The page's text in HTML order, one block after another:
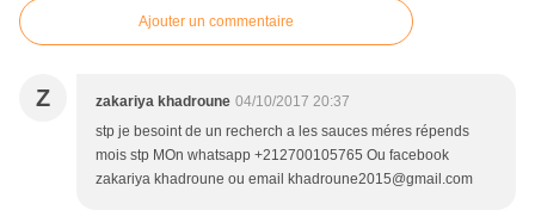
Ajouter un commentaire
Z zakariya khadroune 04/10/2017 20:37
stp je besoint de un recherch a les sauces méres répends
mois stp MOn whatsapp +212700105765 Ou facebook
zakariya khadroune ou email khadroune2015@gmail.com